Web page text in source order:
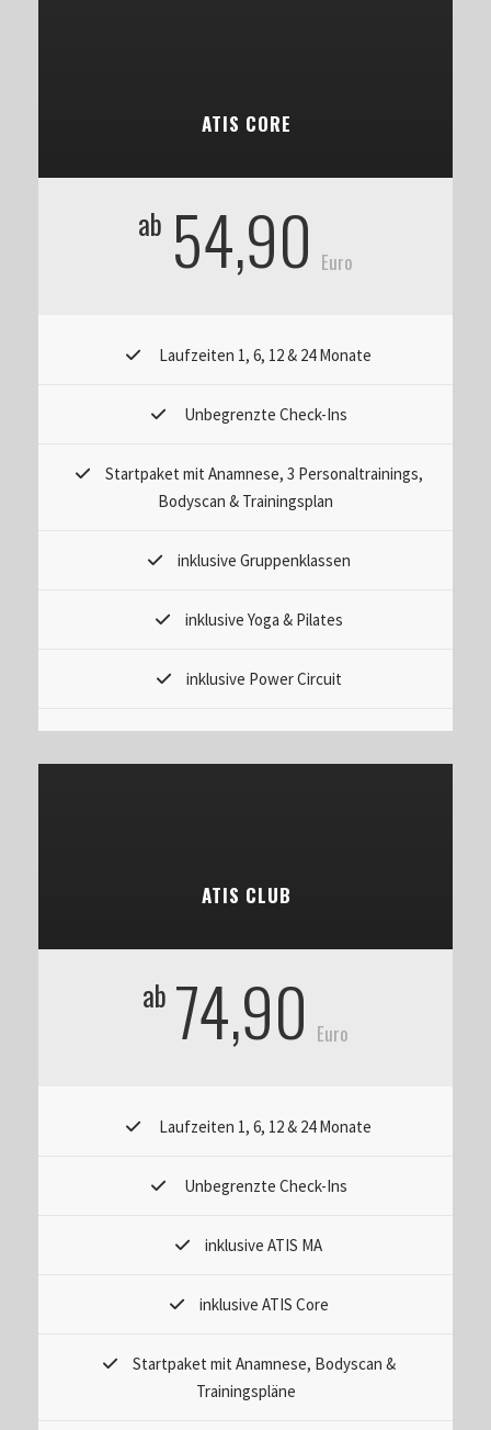
ATIS CORE
ab 54,90 Euro
Laufzeiten 1, 6, 12 & 24 Monate
Unbegrenzte Check-Ins
Startpaket mit Anamnese, 3 Personaltrainings,
Bodyscan & Trainingsplan
inklusive Gruppenklassen
inklusive Yoga & Pilates
inklusive Power Circuit
ATIS CLUB
ab 74,90 Euro
Laufzeiten 1, 6, 12 & 24 Monate
Unbegrenzte Check-Ins
inklusive ATIS MA
inklusive ATIS Core
Startpaket mit Anamnese, Bodyscan &
Trainingspläne